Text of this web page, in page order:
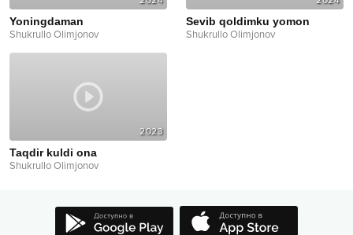
Yoningdaman
Shukrullo Olimjonov
Sevib qoldimku yomon
Shukrullo Olimjonov
2023
Taqdir kuldi ona
Shukrullo Olimjonov